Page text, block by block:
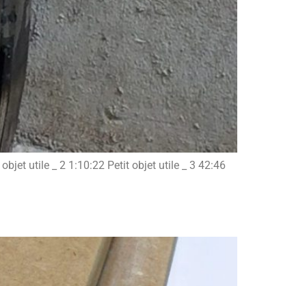
utile _ 2 1:10:22 Petit objet utile _ 3 42:46